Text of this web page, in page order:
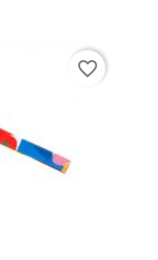
favorite_border